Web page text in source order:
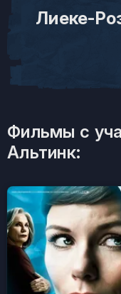
Лиеке-
Фильмы с
Альтинк: